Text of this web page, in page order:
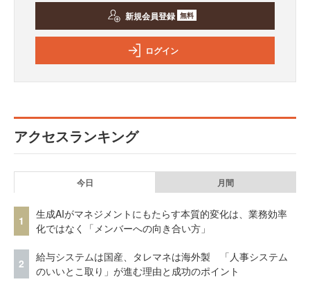
新規会員登録 無料
ログイン
アクセスランキング
今日 月間
1
生成AIがマネジメントにもたらす本質的変化は、業務効率
化ではなく「メンバーへの向き合い方」
2
給与システムは国産、タレマネは海外製 「人事システム
のいいとこ取り」が進む理由と成功のポイント